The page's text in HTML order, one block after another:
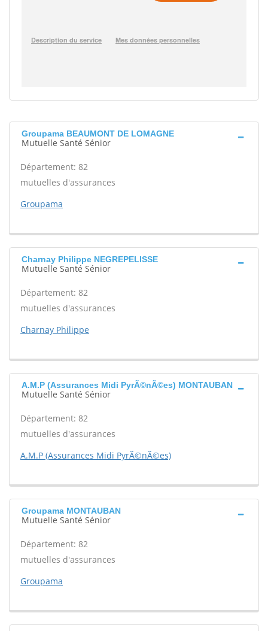
Groupama BEAUMONT DE LOMAGNE
Mutuelle Santé Sénior
Département: 82
mutuelles d'assurances
Groupama
Charnay Philippe NEGREPELISSE
Mutuelle Santé Sénior
Département: 82
mutuelles d'assurances
Charnay Philippe
A.M.P (Assurances Midi PyrÃ©nÃ©es) MONTAUBAN
Mutuelle Santé Sénior
Département: 82
mutuelles d'assurances
A.M.P (Assurances Midi PyrÃ©nÃ©es)
Groupama MONTAUBAN
Mutuelle Santé Sénior
Département: 82
mutuelles d'assurances
Groupama